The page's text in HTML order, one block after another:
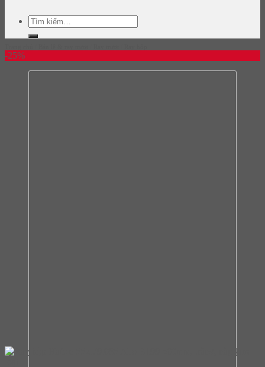
Tìm
kiếm:
-25%